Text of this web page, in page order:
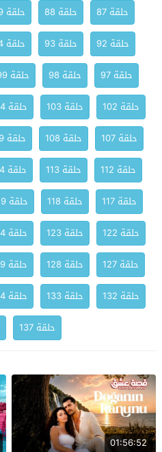
حلقة 87 حلقة 88 حلقة 89
حلقة 92
حلقة 93 حلقة 94
حلقة 97
حلقة 98 حلقة 99
حلقة 102
حلقة 103 حلقة 104
حلقة 107
حلقة 108 حلقة 109
حلقة 112
حلقة 113 حلقة 114
حلقة 117
حلقة 118 حلقة 119
حلقة 122
حلقة 123 حلقة 124
حلقة 127
حلقة 128 حلقة 129
حلقة 132
حلقة 133 حلقة 134
حلقة 137
01:56:52